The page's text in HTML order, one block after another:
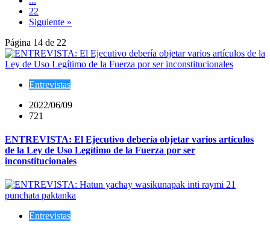
22
Siguiente »
Página 14 de 22
Entrevistas
2022/06/09
721
ENTREVISTA: El Ejecutivo debería objetar varios artículos
de la Ley de Uso Legítimo de la Fuerza por ser
inconstitucionales
Entrevistas